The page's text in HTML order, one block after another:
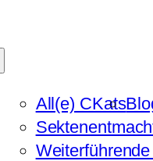
All(e) CKats